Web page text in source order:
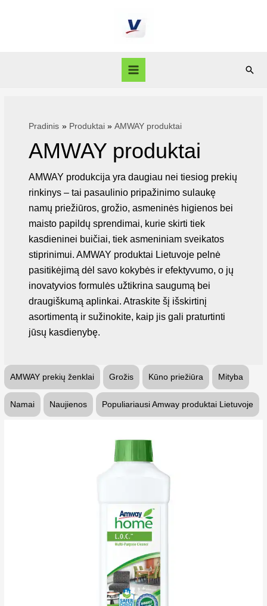
Pradinis Produktai AMWAY produktai
AMWAY produktai
AMWAY produkcija yra daugiau nei tiesiog prekių
rinkinys – tai pasaulinio pripažinimo sulaukę
namų priežiūros, grožio, asmeninės higienos bei
maisto papildų sprendimai, kurie skirti tiek
kasdieninei buičiai, tiek asmeniniam sveikatos
stiprinimui. AMWAY produktai Lietuvoje pelnė
pasitikėjimą dėl savo kokybės ir efektyvumo, o jų
inovatyvios formulės užtikrina saugumą bei
draugiškumą aplinkai. Atraskite šį išskirtinį
asortimentą ir sužinokite, kaip jis gali praturtinti
jūsų kasdienybę.
AMWAY prekių ženklai Grožis Kūno priežiūra Mityba
Namai Naujienos Populiariausi Amway produktai Lietuvoje